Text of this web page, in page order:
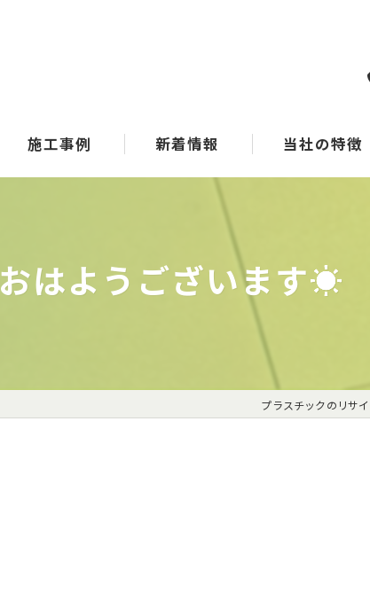
施工事例 新着情報 当社の特徴
SDGs
おはようございます☀
プラスチックのリサ